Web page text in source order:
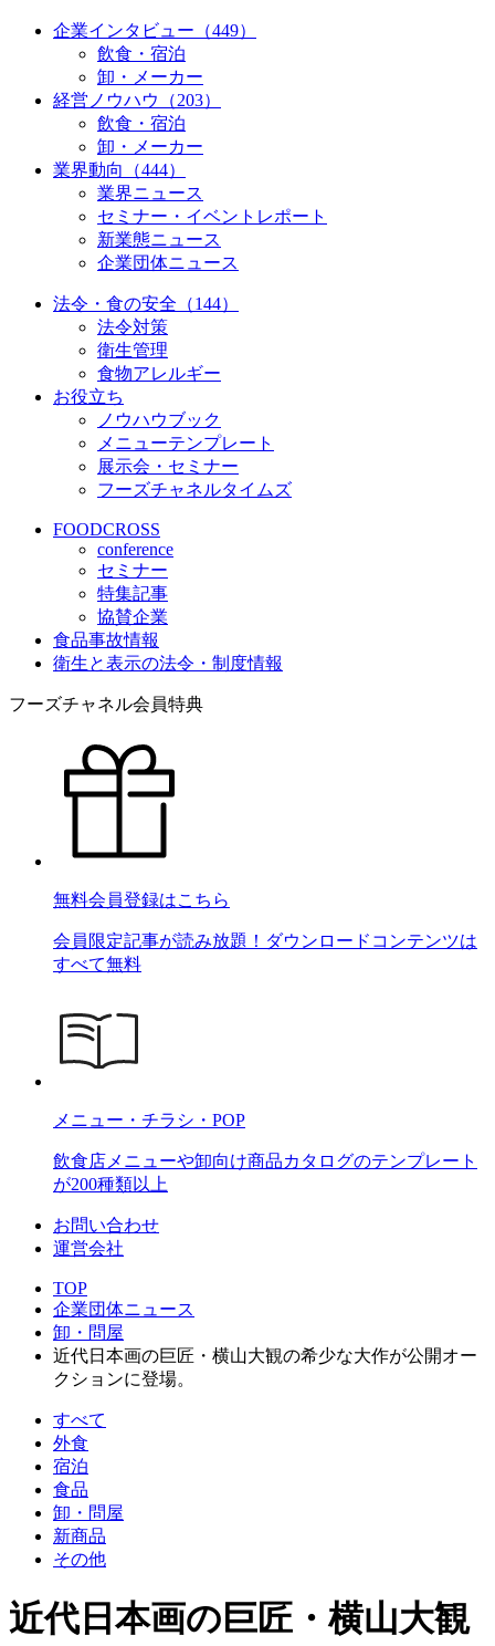
企業インタビュー（449）
飲食・宿泊
卸・メーカー
経営ノウハウ（203）
飲食・宿泊
卸・メーカー
業界動向（444）
業界ニュース
セミナー・イベントレポート
新業態ニュース
企業団体ニュース
法令・食の安全（144）
法令対策
衛生管理
食物アレルギー
お役立ち
ノウハウブック
メニューテンプレート
展示会・セミナー
フーズチャネルタイムズ
FOODCROSS
conference
セミナー
特集記事
協賛企業
食品事故情報
衛生と表示の法令・制度情報
フーズチャネル会員特典
無料会員登録はこちら
会員限定記事が読み放題！ダウンロードコンテンツは
すべて無料
メニュー・チラシ・POP
飲食店メニューや卸向け商品カタログのテンプレート
が200種類以上
お問い合わせ
運営会社
TOP
企業団体ニュース
卸・問屋
近代日本画の巨匠・横山大観の希少な大作が公開オー
クションに登場。
すべて
外食
宿泊
食品
卸・問屋
新商品
その他
近代日本画の巨匠・横山大観